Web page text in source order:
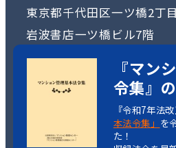
東京都千代田区一ツ橋2丁
岩波書店一ツ橋ビル7階
TEL：03-3222-1516
Condominium Management
『マン
令集』
『令和7年法
本法令集」 を
た！